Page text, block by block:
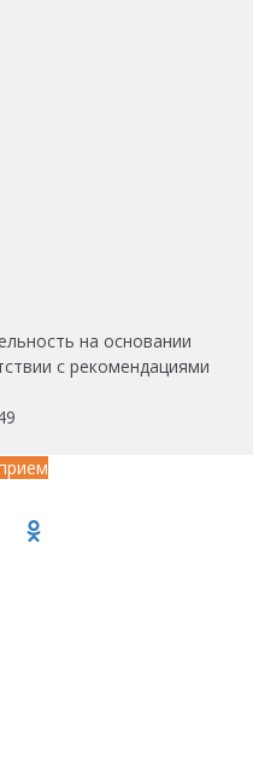
на основании
с рекомендациями